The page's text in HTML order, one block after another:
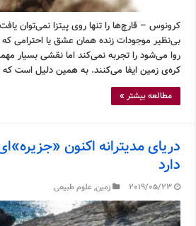
کرونوس – قارچ‌ها را تنها روی پیتزا نمی‌توان
بی‌نظیر موجودات زنده همان عشق یا احترامی که
روا می‌شود را تجربه نمی‌کند اما نقشی بسیار
کره‌ی زمین ایفا می‌کنند. به همین دلیل است که
مطالعه بیشتر »
دریای مدیترانه اکنون
دارد
2019/05/23 زمین,علوم طبیعی